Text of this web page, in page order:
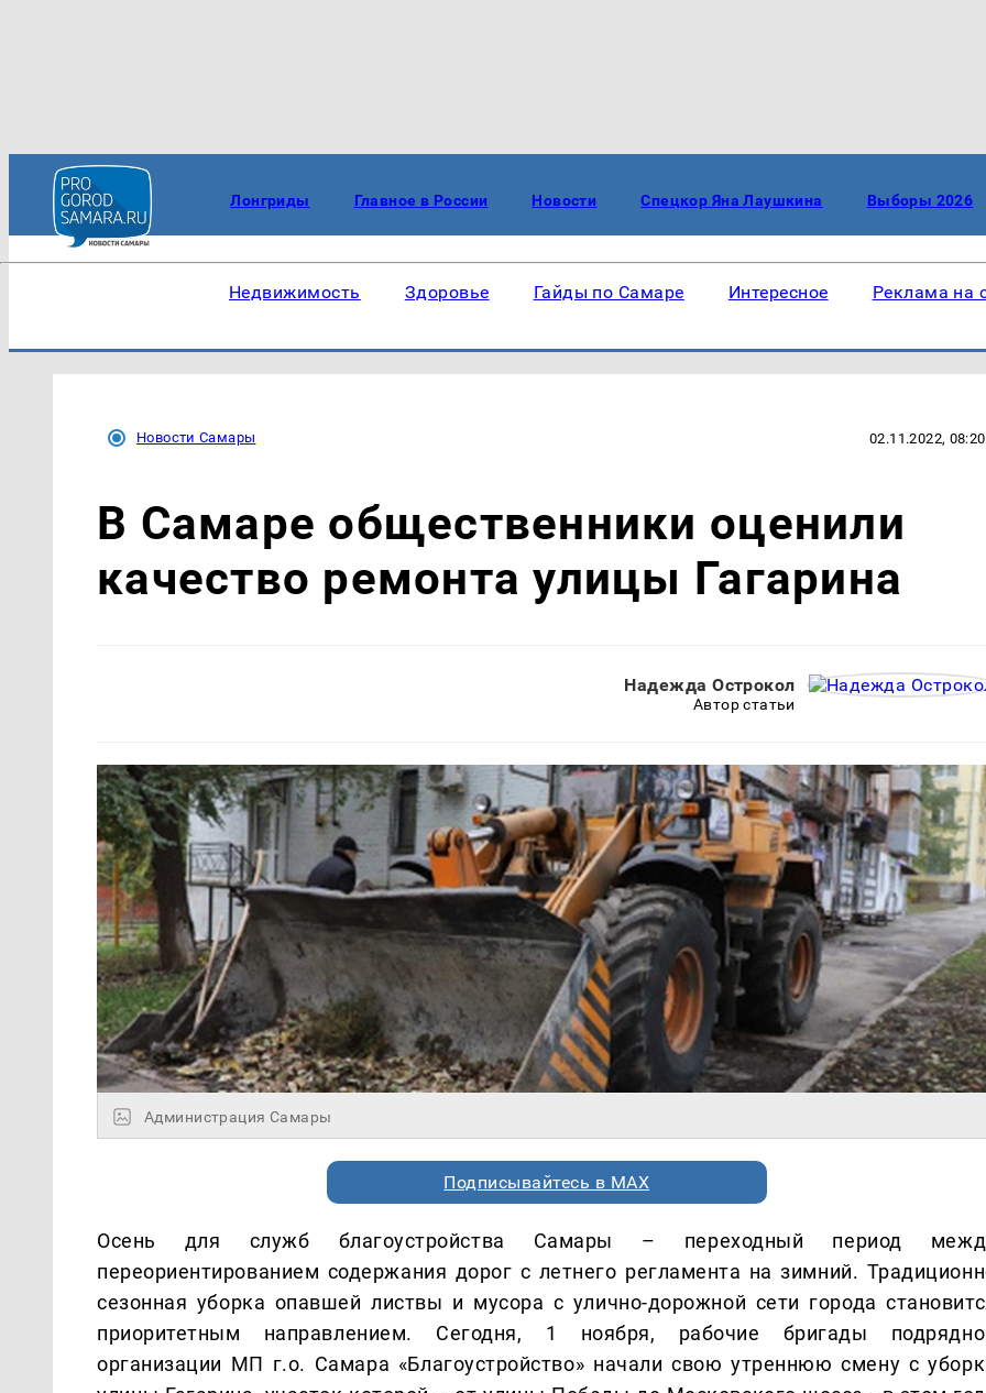
Лонгриды Главное в России Новости Спецкор Яна Лаушкина Выборы 2026
Недвижимость Здоровье Гайды по Самаре Интересное Реклама на
Новости Самары 02.11.2022, 08:20
В Самаре общественники оценили
качество ремонта улицы Гагарина
Надежда Острокол
Автор статьи
Администрация Самары
Подписывайтесь в MAX
Осень для служб благоустройства Самары – переходный период
переориентированием содержания дорог с летнего регламента на зимний.
сезонная уборка опавшей листвы и мусора с улично-дорожной сети города
приоритетным направлением. Сегодня, 1 ноября, рабочие бригады
организации МП г.о. Самара «Благоустройство» начали свою утреннюю смену с